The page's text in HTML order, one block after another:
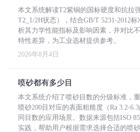
本文系统解读T2紫铜的国标硬度和抗拉
T2_1/2H状态），结合GB/T 5231-2012
析其力学性能指标及影响因素，并对比
特性差异，为工业选材提供参考。
2026年8月4日
喷砂都有多少目
本文系统介绍了喷砂目数的分级标准，
喷砂200目对应的表面粗糙度（Ra 3.2-
同目数的应用场景。数据来源包括ISO
实践，帮助用户根据需求选择合适的喷砂